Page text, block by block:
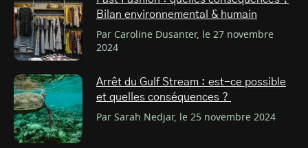
Bilan environnemental & humain
Par Caroline Dusanter, le 27 novembre
2024
Arrêt du Gulf Stream : est-ce possible
et quelles conséquences ?
Par Sarah Nedjar, le 25 novembre 2024